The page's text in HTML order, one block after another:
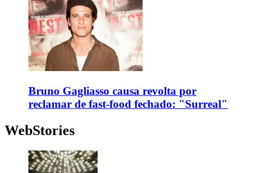
Bruno Gagliasso causa revolta por
reclamar de fast-food fechado: "Surreal"
WebStories